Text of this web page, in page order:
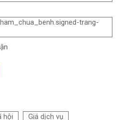
trang-
hội Giá dịch vụ